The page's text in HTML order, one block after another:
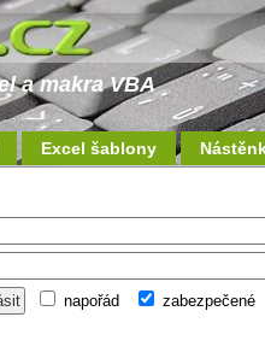
a makra VBA
Excel šablony
napořád zabezpečené